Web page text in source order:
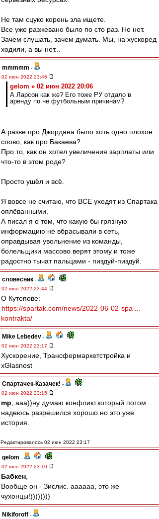
Не там сцуко корень зла ищете.
Все уже разжевано было по сто раз. Но нет.
Зачем слушать, зачем думать. Мы, на хускоред
ходили, а вы нет...
mmmmm -
02 июн 2022 23:46
gelom » 02 июн 2022 20:06
А Ларсон как же? Его тоже РУ отдало в
аренду по не футбольным причинам?
А разве про Джордана было хоть одно плохое
слово, как про Бакаева?
Про то, как он хотел увеличения зарплаты или
что-то в этом роде?
Просто ушёл и всё.
Я вовсе не считаю, что ВСЕ уходят из Спартака
оплёванными.
А писал я о том, что какую бы грязную
информацию не вбрасывали в сеть,
оправдывая увольнение из команды,
болельщики массово верят этому и тоже
радостно тычат пальцами - пиздуй-пиздуй.
словесник -
02 июн 2022 23:44
О Кутепове:
https://spartak.com/news/2022-06-02-spa ...
kontrakta/
Mike Lebedev -
02 июн 2022 23:17
Хускорение, Трансфермаpкетстройка и
xGlasnost
Спартачек-Казачек! -
02 июн 2022 23:15
mp , ааа))ну думаю конфликт.который потом
надеюсь разрешился хорошо.но это уже
история.
Редактировалось 02 июн 2022 23:17
gelom -
02 июн 2022 23:10
Бабкен
Вообще он - Зислис. аааааа, это же
чухонцы!))))))))
Nikiforoff -